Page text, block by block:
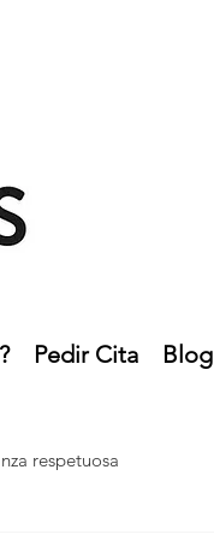
Pedir Cita Blog
respetuosa